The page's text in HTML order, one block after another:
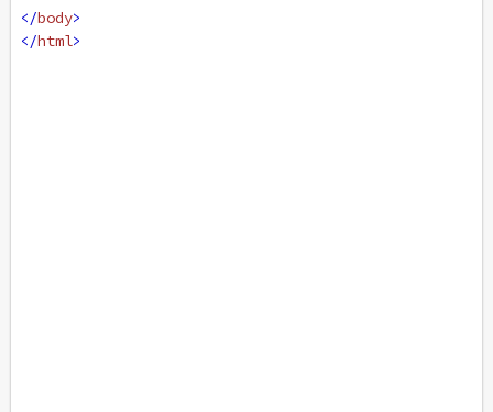
</body>
</html>